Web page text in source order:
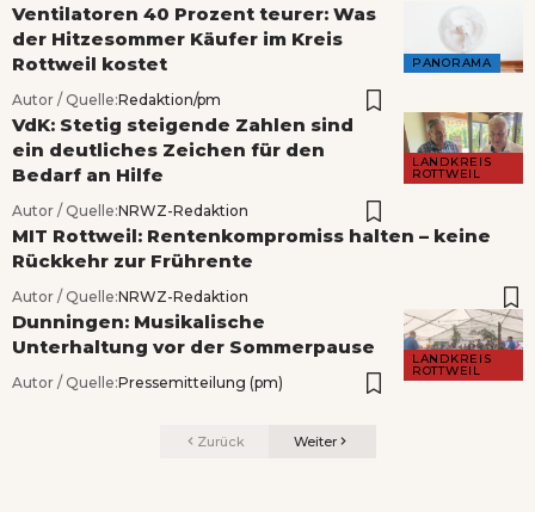
PANORAMA
Ventilatoren 40 Prozent teurer: Was
der Hitzesommer Käufer im Kreis
Rottweil kostet
Autor / Quelle:Redaktion/pm
LANDKREIS
ROTTWEIL
VdK: Stetig steigende Zahlen sind
ein deutliches Zeichen für den
Bedarf an Hilfe
Autor / Quelle:NRWZ-Redaktion
MIT Rottweil: Rentenkompromiss halten – keine
Rückkehr zur Frührente
Autor / Quelle:NRWZ-Redaktion
LANDKREIS
ROTTWEIL
Dunningen: Musikalische
Unterhaltung vor der Sommerpause
Autor / Quelle:Pressemitteilung (pm)
Zurück Weiter